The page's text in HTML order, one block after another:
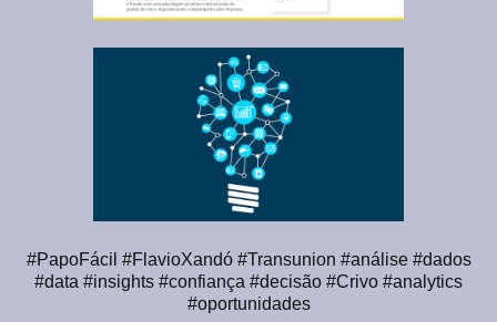
#PapoFácil #FlavioXandó #Transunion #análise #dados
#data #insights #confiança #decisão #Crivo #analytics
#oportunidades